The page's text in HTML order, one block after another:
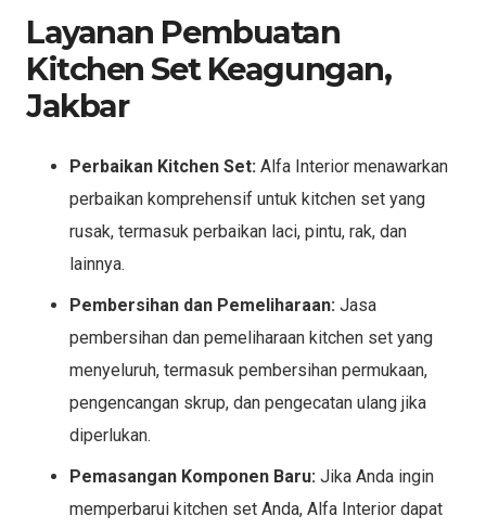
Layanan Pembuatan
Kitchen Set Keagungan,
Jakbar
Perbaikan Kitchen Set: Alfa Interior menawarkan
perbaikan komprehensif untuk kitchen set yang
rusak, termasuk perbaikan laci, pintu, rak, dan
lainnya.
Pembersihan dan Pemeliharaan: Jasa
pembersihan dan pemeliharaan kitchen set yang
menyeluruh, termasuk pembersihan permukaan,
pengencangan skrup, dan pengecatan ulang jika
diperlukan.
Pemasangan Komponen Baru: Jika Anda ingin
memperbarui kitchen set Anda, Alfa Interior dapat